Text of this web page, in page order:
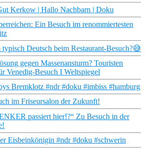
Kerkow | Hallo Nachbarn | Doku
Ein Besuch im renommiertesten
Deutsch beim Restaurant-Besuch?😅
gegen Massenansturm? Touristen
Venedig-Besuch I Weltspiegel
Bremklotz #ndr #doku #imbiss #hamburg
im Friseursalon der Zukunft!
passiert hier!?“ Zu Besuch in der
Eisbeinkönigin #ndr #doku #schwerin